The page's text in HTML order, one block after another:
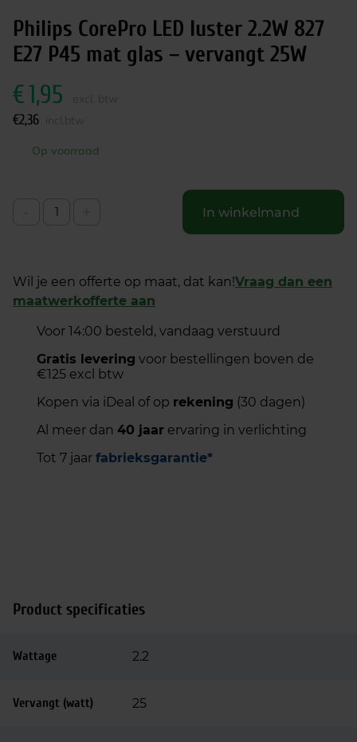
Philips CorePro LED luster 2.2W 827
E27 P45 mat glas – vervangt 25W
€1,95
€2,36
Op voorraad
In winkelmand
Wil je een offerte op maat, dat kan!Vraag dan een
maatwerkofferte aan
Voor 14:00 besteld, vandaag verstuurd
Gratis levering voor bestellingen boven de
€125 excl btw
Kopen via iDeal of op rekening (30 dagen)
Al meer dan 40 jaar ervaring in verlichting
Tot 7 jaar fabrieksgarantie*
Product specificaties
Wattage 2.2
Vervangt (watt) 25